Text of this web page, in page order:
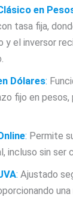
en
tasa fija,
y el inversor
Dólares:
fijo en pesos,
: Permite
incluso sin ser
: Ajustado